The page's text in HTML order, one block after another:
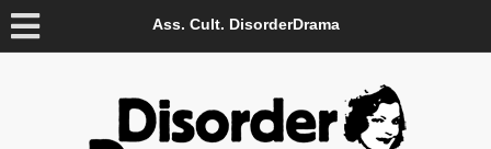
Ass. Cult. DisorderDrama